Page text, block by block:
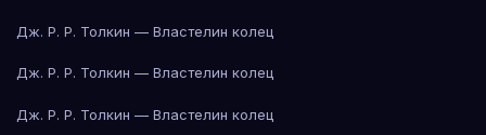
Дж. Р. Р. Толкин — Властелин колец
Дж. Р. Р. Толкин — Властелин колец
Дж. Р. Р. Толкин — Властелин колец